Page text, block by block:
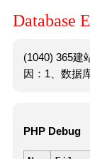
Database
(1040) 365建
因：1、数据
PHP Debug